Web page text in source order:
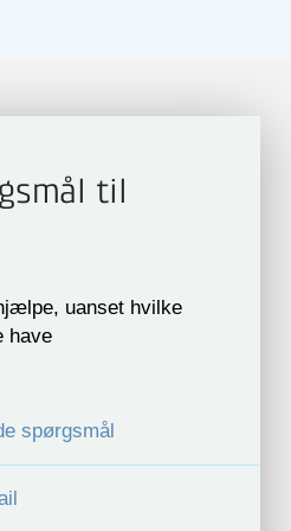
til
uanset hvilke
have
spørgsmål